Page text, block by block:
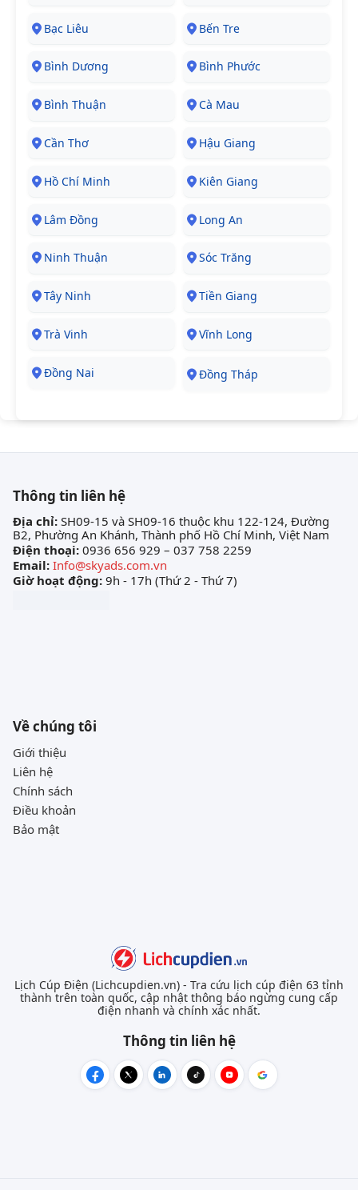
Bạc Liêu Bến Tre
Bình Dương Bình Phước
Bình Thuận Cà Mau
Cần Thơ Hậu Giang
Hồ Chí Minh Kiên Giang
Lâm Đồng Long An
Ninh Thuận Sóc Trăng
Tây Ninh Tiền Giang
Trà Vinh Vĩnh Long
Đồng Nai Đồng Tháp
Thông tin liên hệ
Địa chỉ: SH09-15 và SH09-16 thuộc khu 122-124, Đường
B2, Phường An Khánh, Thành phố Hồ Chí Minh, Việt Nam
Điện thoại: 0936 656 929 – 037 758 2259
Email: Info@skyads.com.vn
Giờ hoạt động: 9h - 17h (Thứ 2 - Thứ 7)
Về chúng tôi
Giới thiệu
Liên hệ
Chính sách
Điều khoản
Bảo mật
Lịch Cúp Điện (Lichcupdien.vn) - Tra cứu lịch cúp điện 63 tỉnh
thành trên toàn quốc, cập nhật thông báo ngừng cung cấp
điện nhanh và chính xác nhất.
Thông tin liên hệ